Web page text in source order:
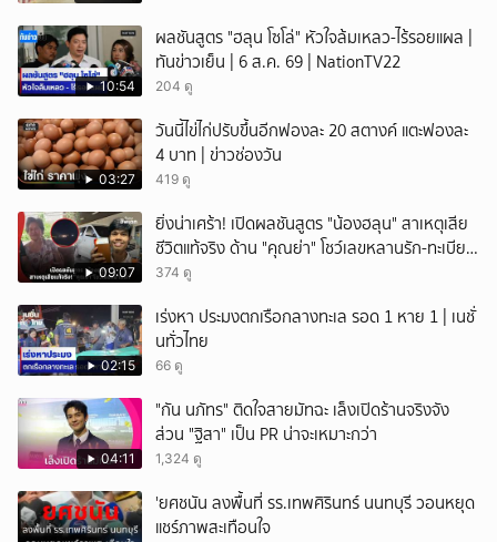
10:54
ผลชันสูตร "ฮลุน โซโล่" หัวใจล้มเหลว-ไร้รอยแผล |
ทันข่าวเย็น | 6 ส.ค. 69 | NationTV22
204 ดู
03:27
วันนี้ไข่ไก่ปรับขึ้นอีกฟองละ 20 สตางค์ แตะฟองละ
4 บาท | ข่าวช่องวัน
419 ดู
09:07
ยิ่งน่าเศร้า! เปิดผลชันสูตร "น้องฮลุน" สาเหตุเสีย
ชีวิตแท้จริง ด้าน "คุณย่า" โชว์เลขหลานรัก-ทะเบียน
รถเคลื่อนร่าง!
374 ดู
02:15
เร่งหา ประมงตกเรือกลางทะเล รอด 1 หาย 1 | เนชั่
นทั่วไทย
66 ดู
04:11
"กัน นภัทร" ติดใจสายมัทฉะ เล็งเปิดร้านจริงจัง
ส่วน "ฐิสา" เป็น PR น่าจะเหมาะกว่า
1,324 ดู
'ยศชนัน ลงพื้นที่ รร.เทพศิรินทร์ นนทบุรี วอนหยุด
แชร์ภาพสะเทือนใจ